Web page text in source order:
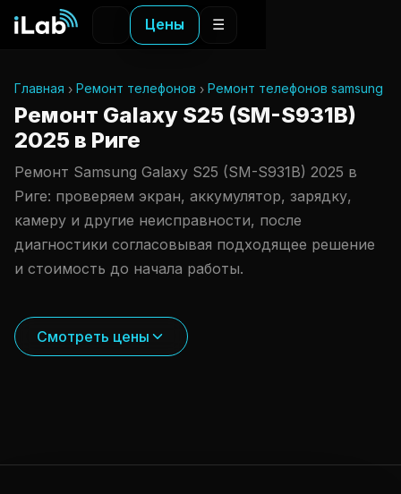
Цены ☰
Главная Ремонт телефонов Ремонт телефонов samsung
Ремонт Galaxy S25 (SM-S931B)
2025 в Риге
Ремонт Samsung Galaxy S25 (SM-S931B) 2025 в
Риге: проверяем экран, аккумулятор, зарядку,
камеру и другие неисправности, после
диагностики согласовывая подходящее решение
и стоимость до начала работы.
Смотреть цены